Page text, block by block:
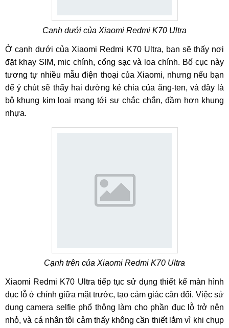
Cạnh dưới của Xiaomi Redmi K70 Ultra
Ở cạnh dưới của Xiaomi Redmi K70 Ultra, bạn sẽ thấy nơi
đặt khay SIM, mic chính, cổng sạc và loa chính. Bố cục này
tương tự nhiều mẫu điện thoại của Xiaomi, nhưng nếu bạn
để ý chút sẽ thấy hai đường kẻ chia của ăng-ten, và đây là
bộ khung kim loại mang tới sự chắc chắn, đầm hơn khung
nhựa.
Cạnh trên của Xiaomi Redmi K70 Ultra
Xiaomi Redmi K70 Ultra tiếp tục sử dụng thiết kế màn hình
đục lỗ ở chính giữa mặt trước, tạo cảm giác cân đối. Việc sử
dụng camera selfie phổ thông làm cho phần đục lỗ trở nên
nhỏ, và cá nhân tôi cảm thấy không cần thiết lắm vì khi chụp